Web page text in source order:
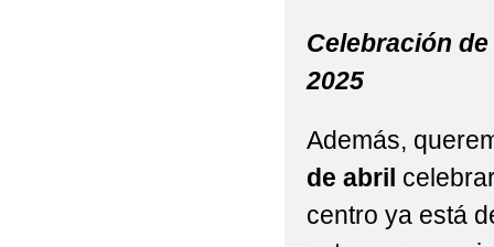
2022 'MONDILLAS'
2022 'NUESTRA
Celebración
2025
Además,
de abril
centro ya está